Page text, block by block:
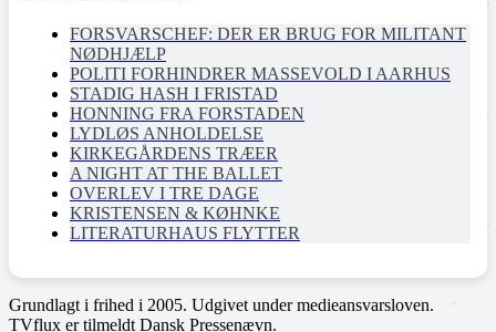
FORSVARSCHEF: DER ER BRUG FOR MILITANT
NØDHJÆLP
POLITI FORHINDRER MASSEVOLD I AARHUS
STADIG HASH I FRISTAD
HONNING FRA FORSTADEN
LYDLØS ANHOLDELSE
KIRKEGÅRDENS TRÆER
A NIGHT AT THE BALLET
OVERLEV I TRE DAGE
KRISTENSEN & KØHNKE
LITERATURHAUS FLYTTER
Grundlagt i frihed i 2005. Udgivet under medieansvarsloven.
TVflux er tilmeldt Dansk Pressenævn.